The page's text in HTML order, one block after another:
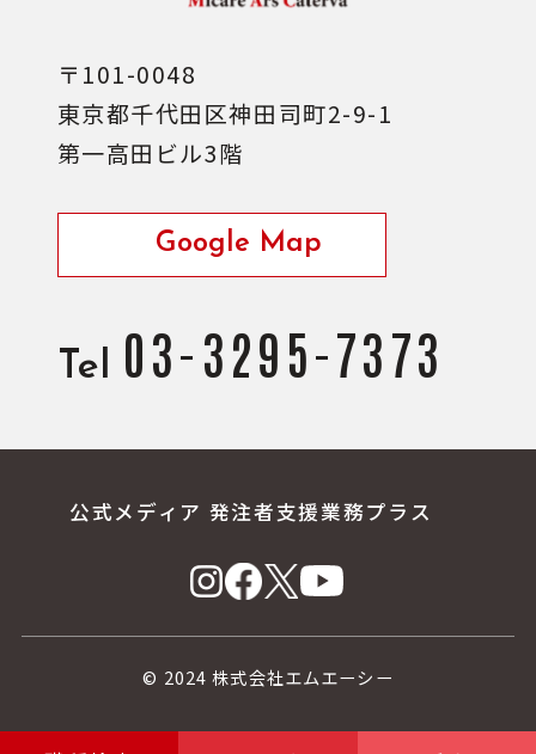
〒101-0048
東京都千代田区神田司町2-9-1
第一高田ビル3階
Google Map
Tel 03-3295-7373
公式メディア 発注者支援業務プラス
© 2024 株式会社エムエーシー